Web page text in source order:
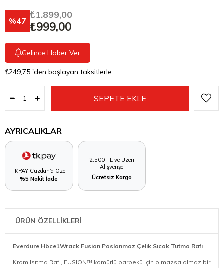
47
₺1.899,00
₺999,00
Gelince Haber Ver
₺249,75 'den başlayan taksitlerle
AYRICALIKLAR
TKPAY Cüzdan'a Özel
%5 Nakit İade
2.500 TL ve Üzeri
Alışverişe
Ücretsiz Kargo
ÜRÜN ÖZELLİKLERİ
Everdure Hbce1Wrack Fusion Paslanmaz Çelik Sıcak Tutma Rafı
Krom Isıtma Rafı, FUSION™ kömürlü barbekü için olmazsa olmaz bir